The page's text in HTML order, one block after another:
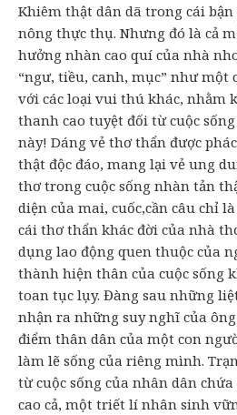
Khiêm thật dân dã trong cái
nông thực thụ. Nhưng đó là cả
hưởng nhàn cao quí của nhà
“ngư, tiều, canh, mục” như một
với các loại vui thú khác, nhằm
thanh cao tuyệt đối từ cuộc
này! Dáng vẻ thơ thẩn được
thật độc đáo, mang lại vẻ ung
thơ trong cuộc sống nhàn tản
diện của mai, cuốc,cần câu chỉ
cái thơ thẩn khác đời của nhà
dụng lao động quen thuộc của
thành hiện thân của cuộc sống
toan tục lụy. Đàng sau những
nhận ra những suy nghĩ của
điểm thân dân của một con
làm lẽ sống của riêng mình.
từ cuộc sống của nhân dân
cao cả, một triết lí nhân sinh